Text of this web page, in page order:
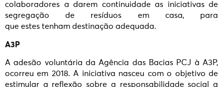
colaboradores a darem continuidade as iniciativas de
segregação de resíduos em casa, para
que estes tenham destinação adequada.
A3P
A adesão voluntária da Agência das Bacias PCJ à A3P,
ocorreu em 2018. A iniciativa nasceu com o objetivo de
estimular a reflexão sobre a responsabilidade social a